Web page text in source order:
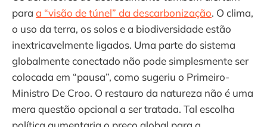
para a “visão de túnel” da descarbonização. O clima,
o uso da terra, os solos e a biodiversidade estão
inextricavelmente ligados. Uma parte do sistema
globalmente conectado não pode simplesmente ser
colocada em “pausa”, como sugeriu o Primeiro-
Ministro De Croo. O restauro da natureza não é uma
mera questão opcional a ser tratada. Tal escolha